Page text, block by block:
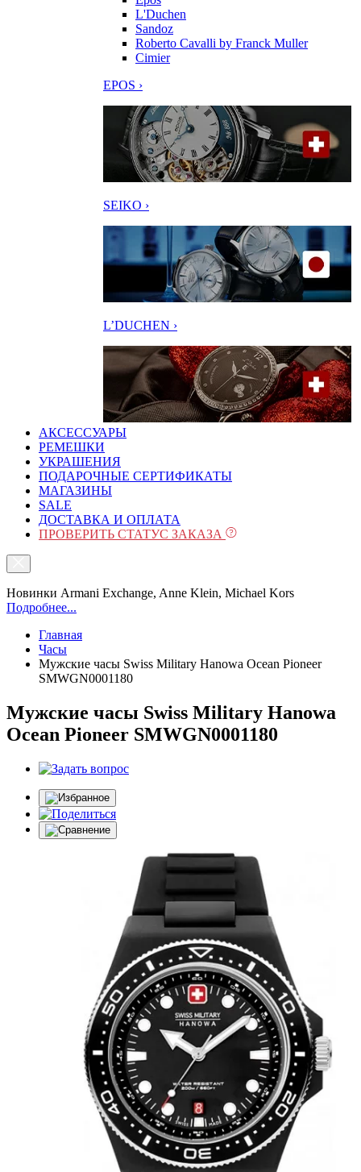
L'Duchen
Sandoz
Roberto Cavalli by Franck Muller
Cimier
EPOS ›
SEIKO ›
L’DUCHEN ›
АКСЕССУАРЫ
РЕМЕШКИ
УКРАШЕНИЯ
ПОДАРОЧНЫЕ СЕРТИФИКАТЫ
МАГАЗИНЫ
SALE
ДОСТАВКА И ОПЛАТА
ПРОВЕРИТЬ СТАТУС ЗАКАЗА
Новинки Armani Exchange, Anne Klein, Michael Kors
Подробнее...
Главная
Часы
Мужские часы Swiss Military Hanowa Ocean Pioneer
SMWGN0001180
Мужские часы Swiss Military Hanowa
Ocean Pioneer SMWGN0001180